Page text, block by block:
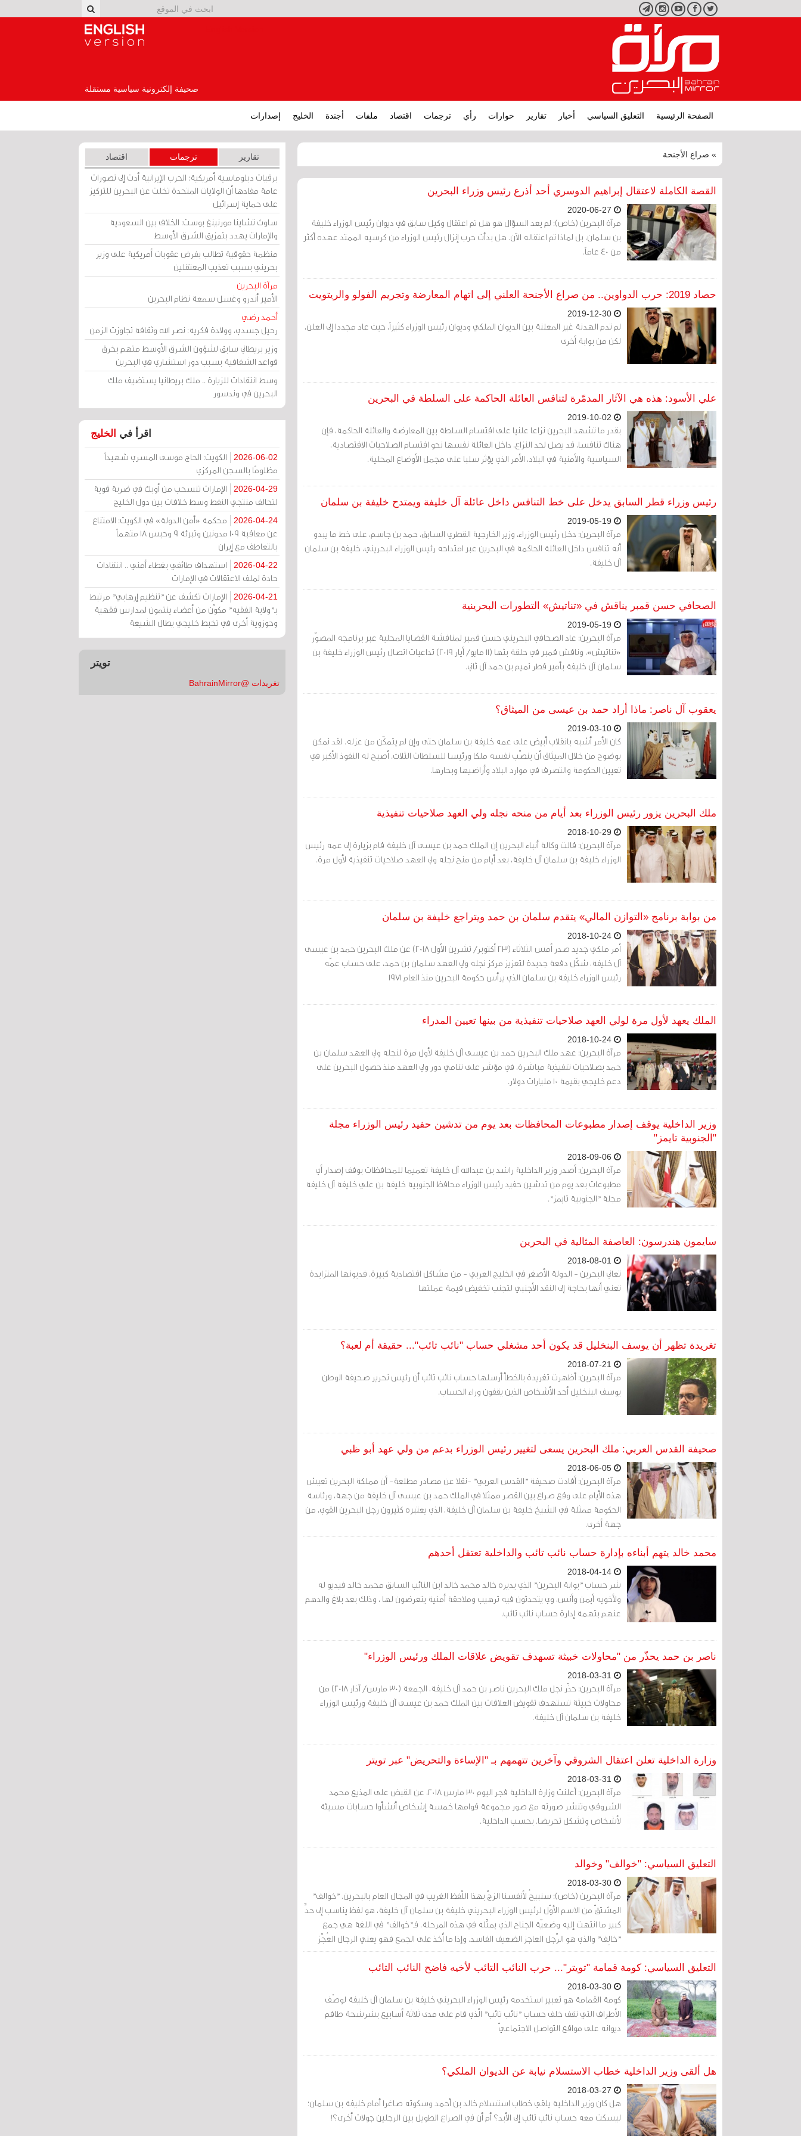
تويتر فيسبوكيوتيوبانستجرامتليجرام
صحيفة إلكترونية سياسية مستقلة
الصفحة الرئيسية التعليق السياسي أخبار تقارير حوارات رأي ترجمات اقتصاد ملفات أجندة الخليج إصدارات
» صراع الأجنحة
القصة الكاملة لاعتقال إبراهيم الدوسري أحد أذرع رئيس وزراء البحرين
مرآة البحرين (خاص): لم يعد السؤال هو هل تم اعتقال وكيل سابق في ديوان رئيس الوزراء خليفة
بن سلمان، بل لماذا تم اعتقاله الآن. هل بدأت حرب إنزال رئيس الوزراء من كرسيه الممتد عهده أكثر
من 40 عاماً.
حصاد 2019: حرب الدواوين.. من صراع الأجنحة العلني إلى اتهام المعارضة وتجريم الفولو والريتويت
لم تدم الهدنة غير المعلنة بين الديوان الملكي وديوان رئيس الوزراء كثيراً، حيث عاد مجددا إلى العلن،
لكن من بوابة أخرى
علي الأسود: هذه هي الآثار المدمّرة لتنافس العائلة الحاكمة على السلطة في البحرين
بقدر ما تشهد البحرين نزاعا علنيا على اقتسام السلطة بين المعارضة والعائلة الحاكمة، فإن
هناك تنافسا، قد يصل لحد النزاع، داخل العائلة نفسها نحو اقتسام الصلاحيات الاقتصادية،
السياسية والأمنية في البلاد، الأمر الذي يؤثر سلبا على مجمل الأوضاع المحلية.
رئيس وزراء قطر السابق يدخل على خط التنافس داخل عائلة آل خليفة ويمتدح خليفة بن سلمان
مرآة البحرين: دخل رئيس الوزراء، وزير الخارجية القطري السابق، حمد بن جاسم، على خط ما يبدو
أنه تنافس داخل العائلة الحاكمة في البحرين عبر امتداحه رئيس الوزراء البحريني، خليفة بن سلمان
آل خليفة.
الصحافي حسن قمبر يناقش في «تناتيش» التطورات البحرينية
مرآة البحرين: عاد الصحافي البحريني حسن قمبر لمناقشة القضايا المحلية عبر برنامجه المصوّر
«تناتيش»، وناقش قمبر في حلقة بثها (11 مايو/ أيار 2019) تداعيات اتصال رئيس الوزراء خليفة بن
سلمان آل خليفة بأمير قطر تميم بن حمد آل ثاني.
يعقوب آل ناصر: ماذا أراد حمد بن عيسى من الميثاق؟
كان الأمر أشبه بانقلاب أبيض على عمه خليفة بن سلمان حتى وإن لم يتمكّن من عزله. لقد تمكن
بوضوح من خلال الميثاق أن ينصّب نفسه ملكا ورئيسا للسلطات الثلاث. أصبح له النفوذ الأكبر في
تعيين الحكومة والتصرف في موارد البلاد وأراضيها وبحارها.
ملك البحرين يزور رئيس الوزراء بعد أيام من منحه نجله ولي العهد صلاحيات تنفيذية
مرآة البحرين: قالت وكالة أنباء البحرين إن الملك حمد بن عيسى آل خليفة قام بزيارة إلى عمه رئيس
الوزراء خليفة بن سلمان آل خليفة، بعد أيام من منح نجله ولي العهد صلاحيات تنفيذية لأول مرة.
من بوابة برنامج «التوازن المالي» يتقدم سلمان بن حمد ويتراجع خليفة بن سلمان
أمر ملكي جديد صدر أمس الثلاثاء (23 أكتوبر/ تشرين الأول 2018) عن ملك البحرين حمد بن عيسى
آل خليفة، شكّل دفعة جديدة لتعزيز مركز نجله ولي العهد سلمان بن حمد، على حساب عمّه
رئيس الوزراء خليفة بن سلمان الذي يرأس حكومة البحرين منذ العام 1971
الملك يعهد لأول مرة لولي العهد صلاحيات تنفيذية من بينها تعيين المدراء
مرآة البحرين: عهد ملك البحرين حمد بن عيسى آل خليفة لأول مرة لنجله ولي العهد سلمان بن
حمد بصلاحيات تنفيذية مباشرة، في مؤشر على تنامي دور ولي العهد منذ حصول البحرين على
دعم خليجي بقيمة 10 مليارات دولار.
وزير الداخلية يوقف إصدار مطبوعات المحافظات بعد يوم من تدشين حفيد رئيس الوزراء مجلة
"الجنوبية تايمز"
مرآة البحرين: أصدر وزير الداخلية راشد بن عبدالله آل خليفة تعميما للمحافظات بوقف إصدار أي
مطبوعات بعد يوم من تدشين حفيد رئيس الوزراء محافظ الجنوبية خليفة بن علي خليفة آل خليفة
مجلة "الجنوبية تايمز".
سايمون هندرسون: العاصفة المثالية في البحرين
تعاني البحرين - الدولة الأصغر في الخليج العربي - من مشاكل اقتصادية كبيرة. فديونها المتزايدة
تعني أنها بحاجة إلى النقد الأجنبي لتجنب تخفيض قيمة عملتها
تغريدة تظهر أن يوسف البنخليل قد يكون أحد مشغلي حساب "نائب تائب"... حقيقة أم لعبة؟
مرآة البحرين: أظهرت تغريدة بالخطأ أرسلها حساب نائب تائب أن رئيس تحرير صحيفة الوطن
يوسف البنخليل أحد الأشخاص الذين يقفون وراء الحساب.
صحيفة القدس العربي: ملك البحرين يسعى لتغيير رئيس الوزراء بدعم من ولي عهد أبو ظبي
مرآة البحرين: أفادت صحيفة "القدس العربي" -نقلا عن مصادر مطلعة- أن مملكة البحرين تعيش
هذه الأيام على وقع صراع بين القصر ممثلا في الملك حمد بن عيسى آل خليفة من جهة، ورئاسة
الحكومة ممثلة في الشيخ خليفة بن سلمان آل خليفة، الذي يعتبره كثيرون رجل البحرين القوي، من
جهة أخرى.
محمد خالد يتهم أبناءه بإدارة حساب نائب تائب والداخلية تعتقل أحدهم
شر حساب "بوابة البحرين" الذي يديره خالد محمد خالد ابن النائب السابق محمد خالد فيديو له
ولأخويه أيمن وأنس، وي يتحدثون فيه ترهيب وملاحقة أمنية يتعرضون لها ، وذلك بعد بلاغ والدهم
عنهم بتهمة إدارة حساب نائب تائب.
ناصر بن حمد يحذّر من "محاولات خبيثة تسهدف تقويض علاقات الملك ورئيس الوزراء"
مرآة البحرين: حذّر نجل ملك البحرين ناصر بن حمد آل خليفة، الجمعة (30 مارس/ آذار 2018) من
محاولات خبيثة تستهدف تقويض العلاقات بين الملك حمد بن عيسى آل خليفة ورئيس الوزراء
خليفة بن سلمان آل خليفة.
وزارة الداخلية تعلن اعتقال الشروقي وآخرين تتهمهم بـ "الإساءة والتحريض" عبر تويتر
مرآة البحرين: أعلنت وزارة الداخلية فجر اليوم 30 مارس 2018، عن القبض على المذيع محمد
الشروقي وتنشر صورته مع صور مجموعة قوامها خمسة إشخاص أنشأوا حسابات مسيئة
لأشخاص وتشكل تحريضا. بحسب الداخلية.
التعليق السياسي: "خوالف" وخوالد
مرآة البحرين (خاص): سنبيحُ لأنفسنا الزجّ بهذا اللّفظ الغريب في المجال العام بالبحرين. "خوالف"
المشتقّ من الاسم الأوّل لرئيس الوزراء البحريني خليفة بن سلمان آل خليفة، هو لفظ يناسب إلى حدٍّ
كبير ما انتهت إليه وضعيّة الجناح الذي يمثّله في هذه المرحلة. فـ"خوالف" في اللغة هي جمع
"خالِف" والذي هو الرّجل العاجز الضعيف الفاسد. وإذا ما أُخذ على الجمع فهو يعني الرجال العُجّز
الضعاف الفاسدين.
التعليق السياسي: كومة قمامة "تويتر"... حرب النائب التائب لأخيه فاضح النائب التائب
كومة القمامة هو تعبير استخدمه رئيس الوزراء البحريني خليفة بن سلمان آل خليفة لوصْف
الأطراف التي تقف خلف حساب "نائب تائب" الّذي قام على مدى ثلاثة أسابيع بشرشحة طاقم
ديوانه على مواقع التواصل الاجتماعيّ
هل ألقى وزير الداخلية خطاب الاستسلام نيابة عن الديوان الملكي؟
هل كان وزير الداخلية يلقي خطاب استسلام خالد بن أحمد وسكوته صاغرا أمام خليفة بن سلمان؛
ليسكت معه حساب نائب تائب إلى الأبد؟ أم أن في الصراع الطويل بين الرجلين جولات أخرى؟!
تقارير ترجمات اقتصاد
برقيات دبلوماسية أمريكية: الحرب الإيرانية أدت إلى تصورات
عامة مفادها أن الولايات المتحدة تخلت عن البحرين للتركيز
على حماية إسرائيل
ساوث تشاينا مورنينغ بوست: الخلاف بين السعودية
والإمارات يهدد بتمزيق الشرق الأوسط
منظمة حقوقية تطالب بفرض عقوبات أمريكية على وزير
بحريني بسبب تعذيب المعتقلين
مرآة البحرين
الأمير أندرو وغسل سمعة نظام البحرين
أحمد رضي
رحيل جسدي، وولادة فكرية: نصر الله وثقافة تجاوزت الزمن
وزير بريطاني سابق لشؤون الشرق الأوسط متهم بخرق
قواعد الشفافية بسبب دور استشاري في البحرين
وسط انتقادات للزيارة .. ملك بريطانيا يستضيف ملك
البحرين في وندسور
اقرأ في الخليج
2026-06-02
الكويت: الحاج موسى المسري شهيداً
مظلومًا بالسجن المركزي
2026-04-29
الإمارات تنسحب من أوبك في ضربة قوية
لتحالف منتجي النفط وسط خلافات بين دول الخليج
2026-04-24
محكمة «أمن الدولة» في الكويت: الامتناع
عن معاقبة 109 مدونين وتبرئة 9 وحبس 18 متهماً
بالتعاطف مع إيران
2026-04-22
استهداف طائفي بغطاء أمني .. انتقادات
حادة لملف الاعتقالات في الإمارات
2026-04-21
الإمارات تكشف عن "تنظيم إرهابي" مرتبط
بـ"ولاية الفقيه" مكوّن من أعضاء ينتمون لمدارس فقهية
وحوزوية أخرى في تخبط خليجي يطال الشيعة
تويتر
تغريدات @BahrainMirror